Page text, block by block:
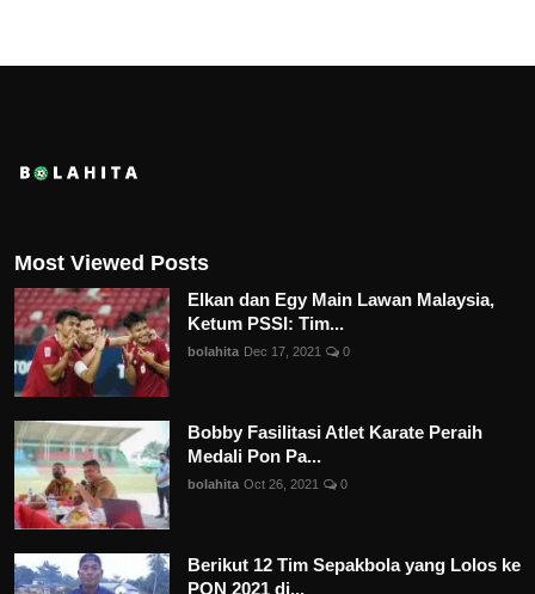
Most Viewed Posts
Elkan dan Egy Main Lawan Malaysia,
Ketum PSSI: Tim...
bolahita Dec 17, 2021 0
Bobby Fasilitasi Atlet Karate Peraih
Medali Pon Pa...
bolahita Oct 26, 2021 0
Berikut 12 Tim Sepakbola yang Lolos ke
PON 2021 di...